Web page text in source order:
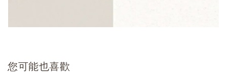
您可能也喜歡